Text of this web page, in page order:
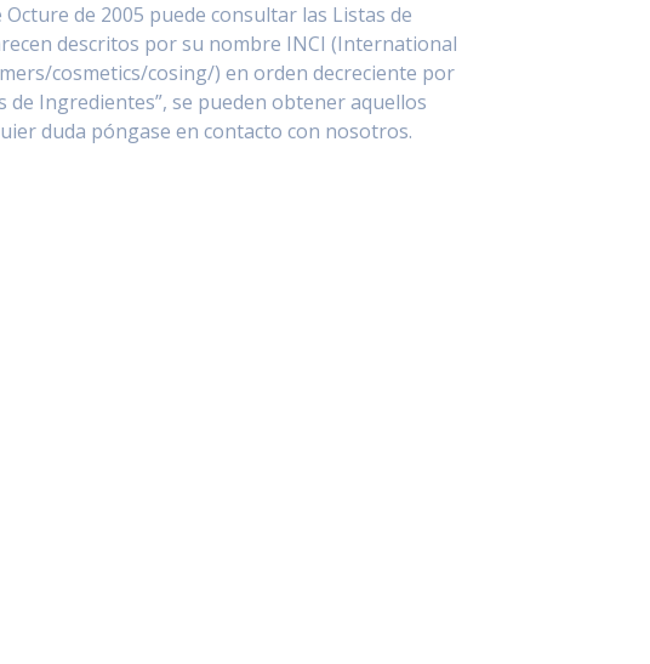
de 2005 puede consultar las Listas de
descritos por su nombre INCI (International
cosmetics/cosing/) en orden decreciente por
de Ingredientes”, se pueden obtener aquellos
duda póngase en contacto con nosotros.